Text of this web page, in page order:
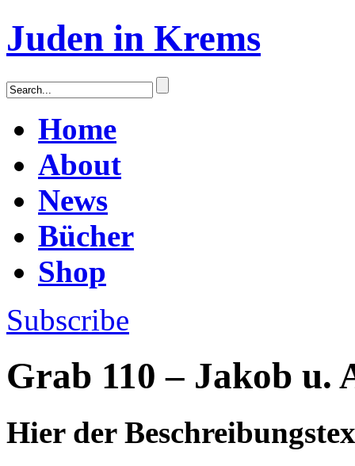
Juden in Krems
Home
About
News
Bücher
Shop
Subscribe
Grab 110 – Jakob u.
Hier der